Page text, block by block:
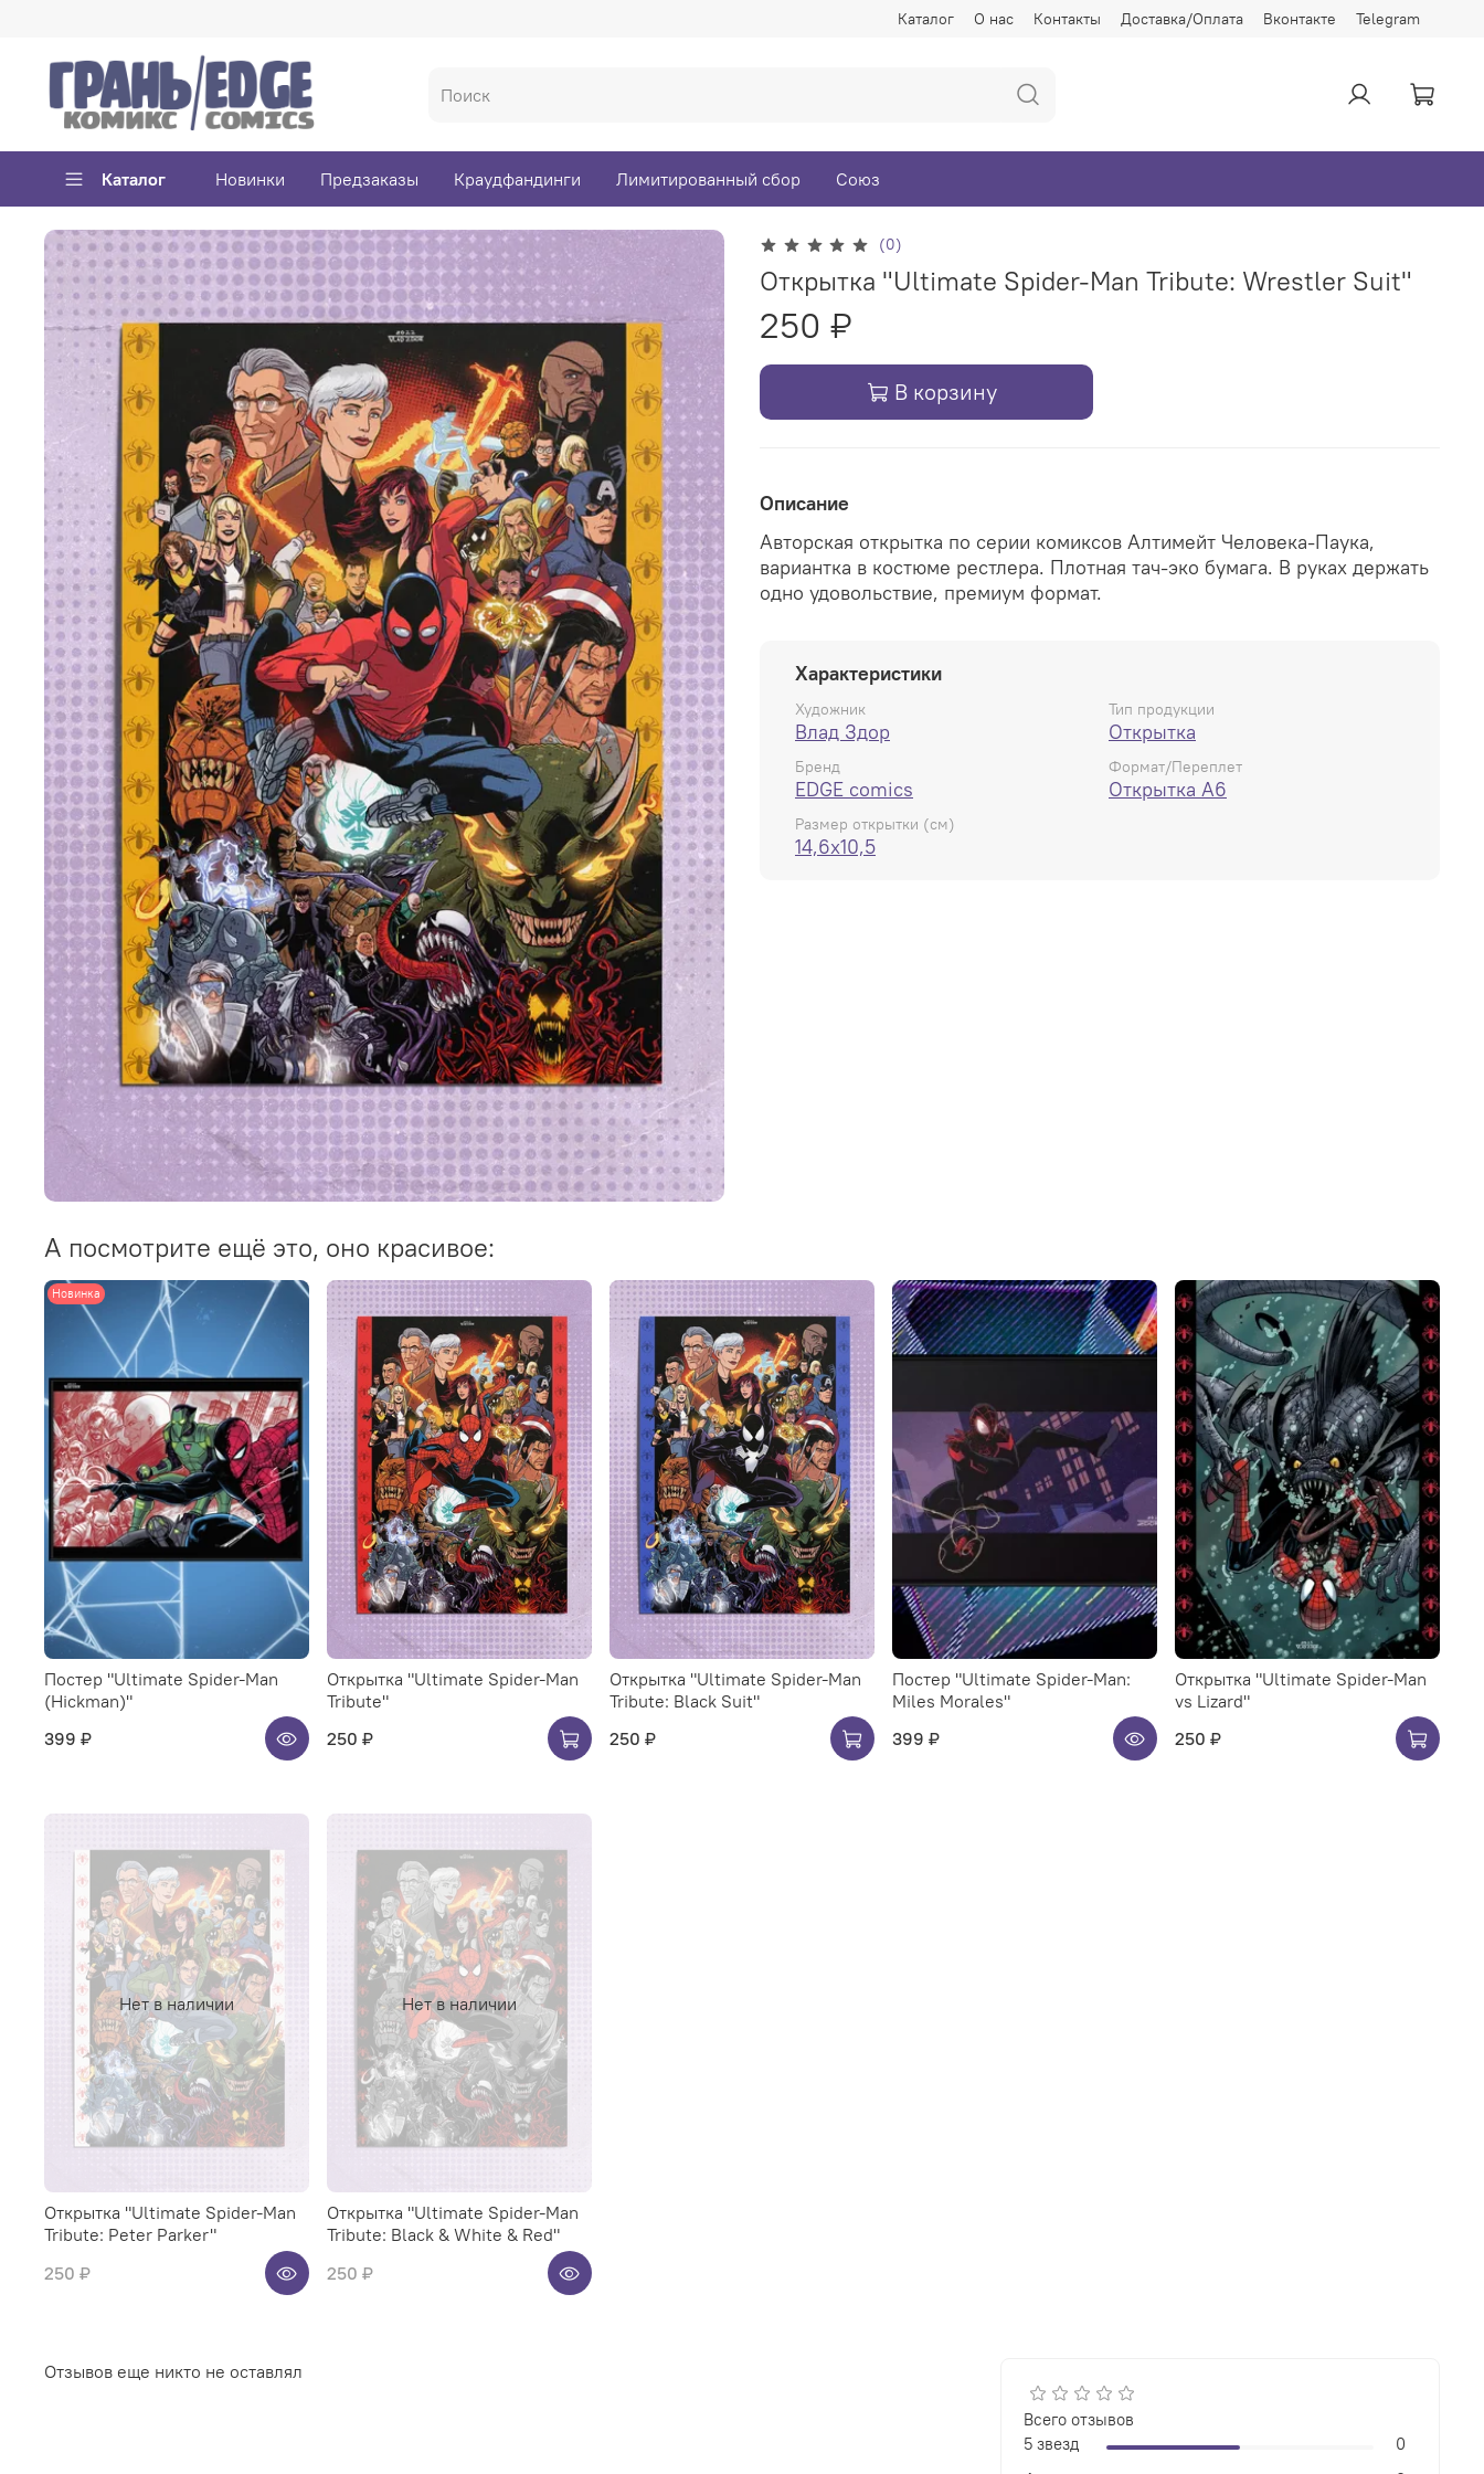
Каталог О нас Контакты Доставка/Оплата Вконтакте Telegram
Каталог Новинки Предзаказы Краудфандинги Лимитированный сбор Союз
(0)
Открытка "Ultimate Spider-Man Tribute: Wrestler Suit"
250 ₽
В корзину
Описание
Авторская открытка по серии комиксов Алтимейт Человека-Паука,
вариантка в костюме рестлера. Плотная тач-эко бумага. В руках держать
одно удовольствие, премиум формат.
Характеристики
Художник
Влад Здор
Тип продукции
Открытка
Бренд
EDGE comics
Формат/Переплет
Открытка А6
Размер открытки (см)
14,6x10,5
А посмотрите ещё это, оно красивое:
Новинка
Постер "Ultimate Spider-Man
(Hickman)"
399 ₽
Открытка "Ultimate Spider-Man
Tribute"
250 ₽
Открытка "Ultimate Spider-Man
Tribute: Black Suit"
250 ₽
Постер "Ultimate Spider-Man:
Miles Morales"
399 ₽
Открытка "Ultimate Spider-Man
vs Lizard"
250 ₽
Нет в наличии
Открытка "Ultimate Spider-Man
Tribute: Peter Parker"
250 ₽
Нет в наличии
Открытка "Ultimate Spider-Man
Tribute: Black & White & Red"
250 ₽
Отзывов еще никто не оставлял
Всего отзывов
5 звезд
0